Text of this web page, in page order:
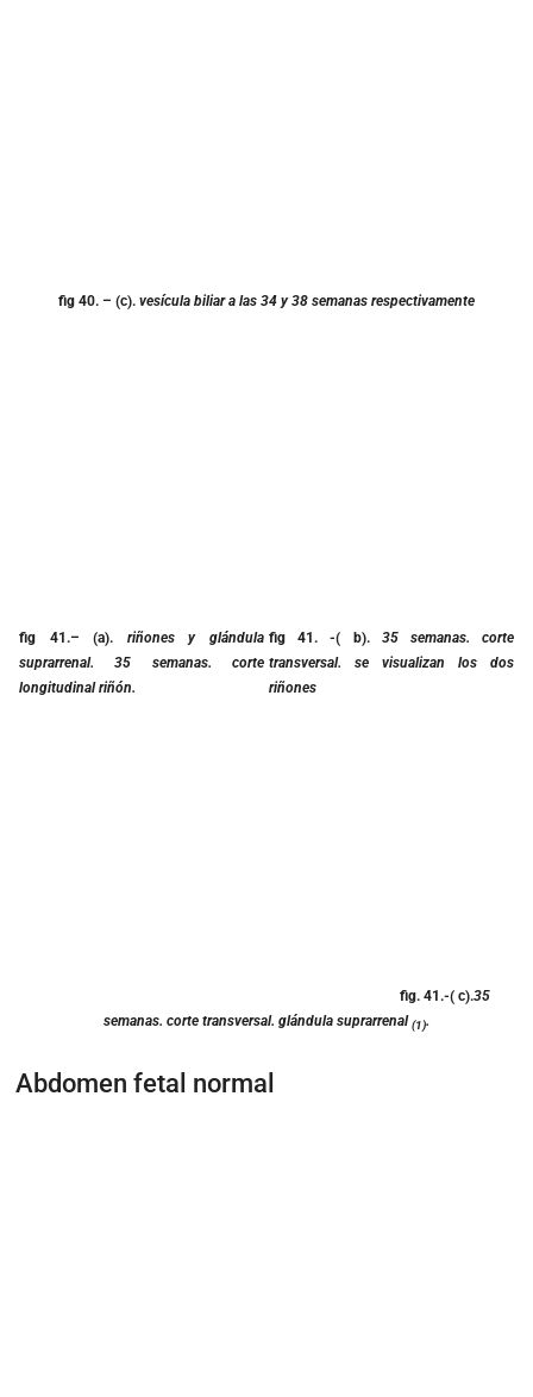
fig 40. – (c). vesícula biliar a las 34 y 38 semanas respectivamente
fig 41.– (a). riñones y glándula
suprarrenal. 35 semanas. corte
longitudinal riñón.
fig 41. -( b). 35 semanas. corte
transversal. se visualizan los dos
riñones
fig. 41.-( c).35
semanas. corte transversal. glándula suprarrenal(1).
Abdomen fetal normal